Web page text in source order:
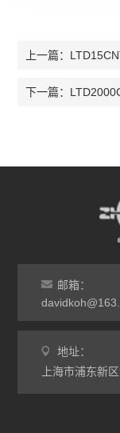
上一篇：
下一篇：
邮箱：
地址：
上海市浦东新